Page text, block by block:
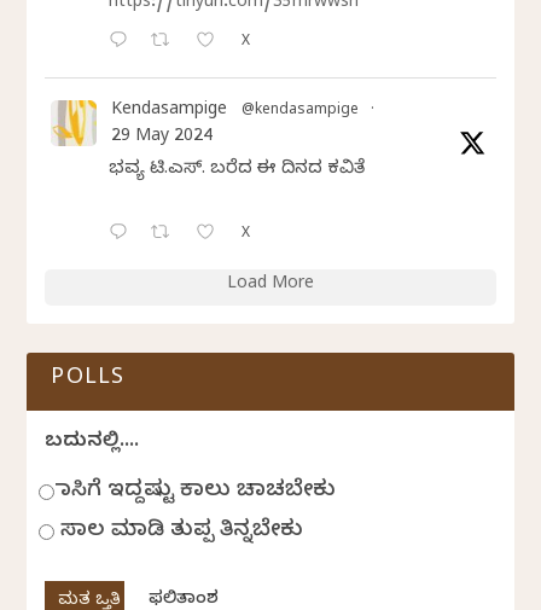
https://tinyurl.com/35mrwwsn
X
Kendasampige @kendasampige ·
29 May 2024
ಭವ್ಯ ಟಿ.ಎಸ್. ಬರೆದ ಈ ದಿನದ ಕವಿತೆ
X
Load More
POLLS
ಬದುಕಿನಲ್ಲಿ....
ಹಾಸಿಗೆ ಇದ್ದಷ್ಟು ಕಾಲು ಚಾಚಬೇಕು
ಸಾಲ ಮಾಡಿ ತುಪ್ಪ ತಿನ್ನಬೇಕು
ಫಲಿತಾಂಶ